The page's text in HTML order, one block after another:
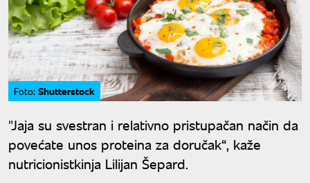
Foto: Shutterstock
"Jaja su svestran i relativno pristupačan način da
povećate unos proteina za doručak“, kaže
nutricionistkinja Lilijan Šepard.